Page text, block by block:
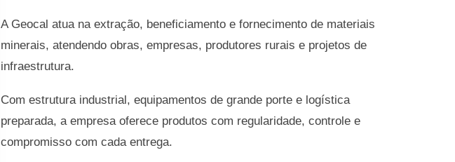
A Geocal atua na extração, beneficiamento e fornecimento de materiais
minerais, atendendo obras, empresas, produtores rurais e projetos de
infraestrutura.
Com estrutura industrial, equipamentos de grande porte e logística
preparada, a empresa oferece produtos com regularidade, controle e
compromisso com cada entrega.